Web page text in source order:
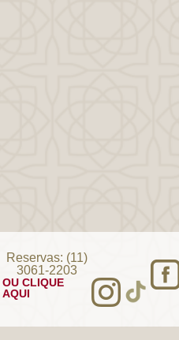
Reservas: (11)
3061-2203
OU CLIQUE
AQUI